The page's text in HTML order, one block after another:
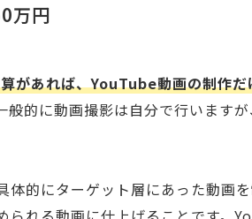
万円
があれば、YouTube動画の制作
般的に動画撮影は自分で行います
体的にターゲット層にあった動画